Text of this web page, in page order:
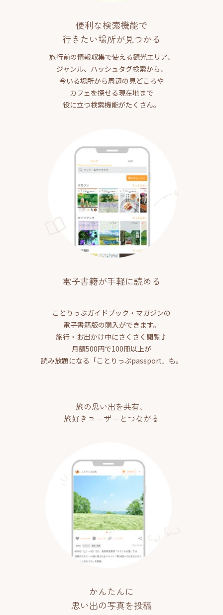
便利な検索機能で
行きたい場所が見つかる
旅行前の情報収集で使える観光エリア、
ジャンル、ハッシュタグ検索から、
今いる場所から周辺の見どころや
カフェを探せる現在地まで
役に立つ検索機能がたくさん。
電子書籍が手軽に読める
ことりっぷガイドブック・マガジンの
電子書籍版の購入ができます。
旅行・お出かけ中にさくさく閲覧♪
月額500円で100冊以上が
読み放題になる「ことりっぷpassport」も。
旅の思い出を共有、
旅好きユーザーとつながる
かんたんに
思い出の写真を投稿